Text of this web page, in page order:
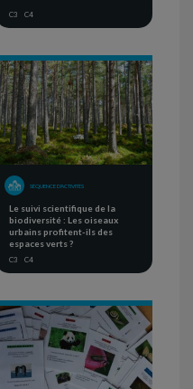
C3 C4
SÉQUENCE D'ACTIVITÉS
Le suivi scientifique de la
biodiversité : Les oiseaux
urbains profitent-ils des
espaces verts ?
C3 C4